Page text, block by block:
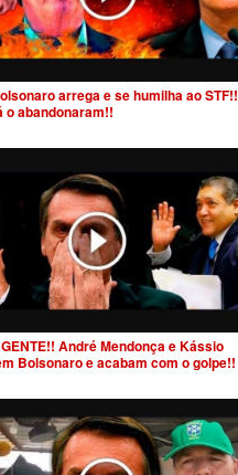
arrega e se humilha ao STF!!
o abandonaram!!
André Mendonça e Kássio
Bolsonaro e acabam com o golpe!!